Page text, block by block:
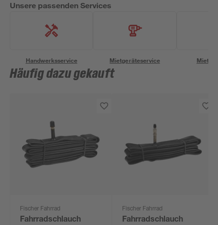
Unsere passenden Services
Handwerksservice Mietgeräteservice
Häufig dazu gekauft
Fischer Fahrrad
Fahrradschlauch
Fischer Fahrrad
Fahrradschlauch